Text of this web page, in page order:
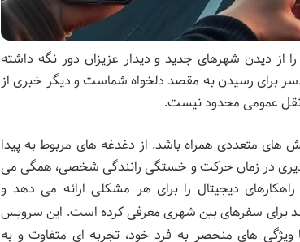
از دیدن شهرهای جدید و دیدار عزیزان دور نگه داشته
برای رسیدن به مقصد دلخواه شماست و دیگر خبری از
ونقل عمومی محدود نیست.
متعددی همراه باشد. از دغدغه های مربوط به پیدا
پذیری در زمان حرکت و خستگی رانندگی شخصی، همگی می
دیجیتال را برای هر مشکلی ارائه می دهد و
برای سفرهای بین شهری معرفی کرده است. این سرویس
های منحصر به فرد خود، تجربه ای متفاوت و به